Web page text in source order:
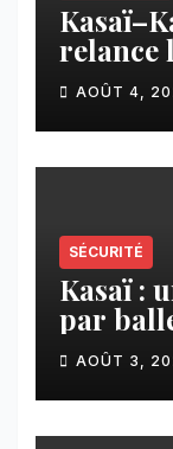
relance
AOÛT 4,
SÉCURITÉ
Kasaï :
par
AOÛT 3,